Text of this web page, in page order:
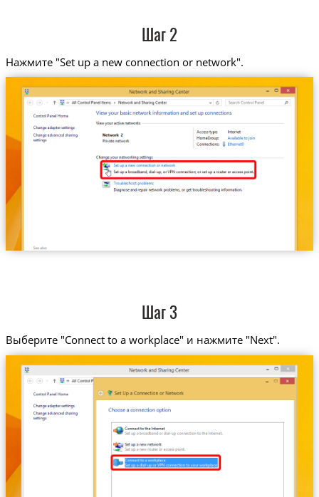
Шаг 2
Нажмите "Set up a new connection or network".
Шаг 3
Выберите "Connect to a workplace" и нажмите "Next".